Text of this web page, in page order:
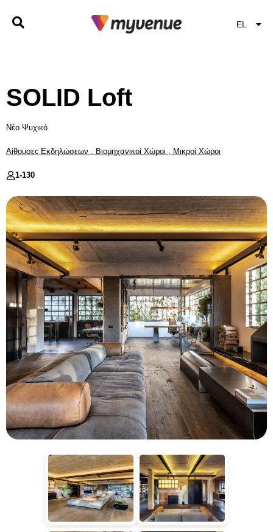
EL
EN
SOLID Loft
Νέο Ψυχικό
Αίθουσες Εκδηλώσεων , Βιομηχανικοί Χώροι , Μικροί Χώροι
1-130